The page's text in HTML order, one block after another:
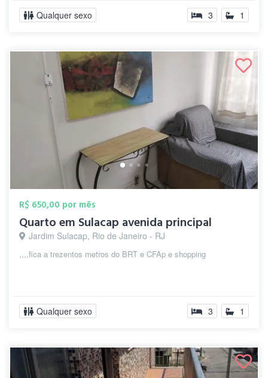
Qualquer sexo 3 1
R$ 650,00 por mês
Quarto em Sulacap avenida principal
Jardim Sulacap, Rio de Janeiro - RJ
,,,,fica a trezentos metros do BRT e CFAp e shopping
Qualquer sexo 3 1